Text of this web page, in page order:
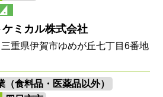
ミカル株式会社
重県伊賀市ゆめが丘七丁目6番地
（食料品・医薬品以外）